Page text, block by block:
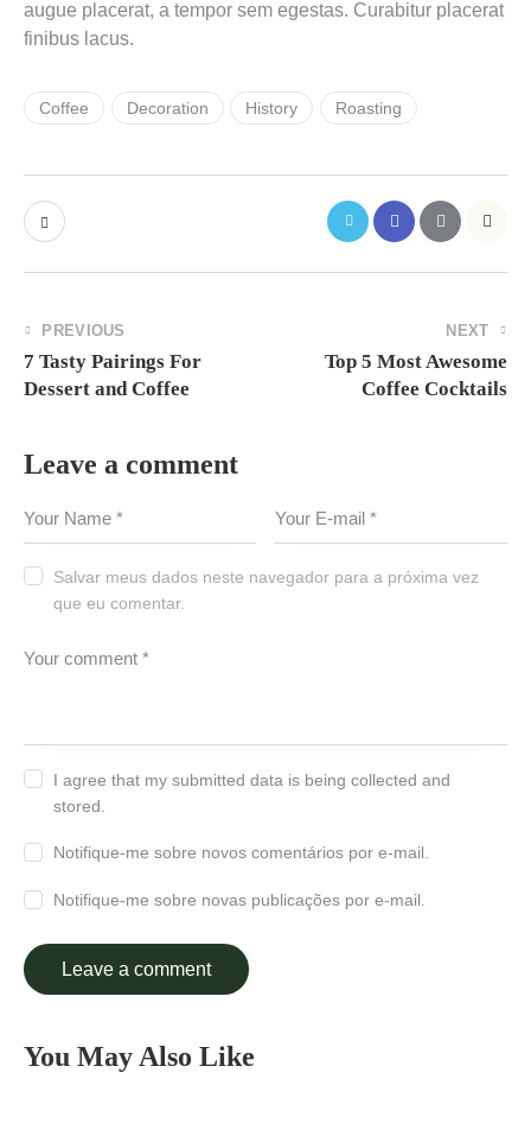
augue placerat, a tempor sem egestas. Curabitur placerat
finibus lacus.
Coffee Decoration History Roasting
PREVIOUS
7 Tasty Pairings For
Dessert and Coffee
NEXT
Top 5 Most Awesome
Coffee Cocktails
Leave a comment
Salvar meus dados neste navegador para a próxima vez
que eu comentar.
I agree that my submitted data is being collected and
stored.
Notifique-me sobre novos comentários por e-mail.
Notifique-me sobre novas publicações por e-mail.
You May Also Like